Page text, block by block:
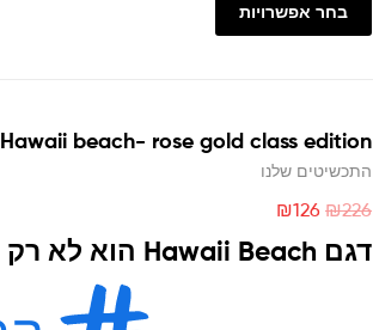
בחר אפשרויות
Hawaii beach- rose gold class edition
התכשיטים שלנו
₪226
₪126
דגם Hawaii Beach הוא לא רק תכשיט, אלא סמל לתשוקה לחיים חופשיים ומלאי חוויות.